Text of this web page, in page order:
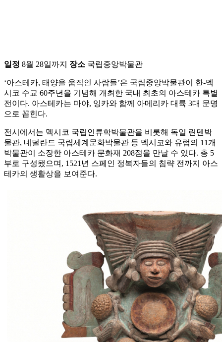
일정 8월 28일까지 장소 국립중앙박물관
‘아스테카, 태양을 움직인 사람들’은 국립중앙박물관이 한-멕
시코 수교 60주년을 기념해 개최한 국내 최초의 아스테카 특별
전이다. 아스테카는 마야, 잉카와 함께 아메리카 대륙 3대 문명
으로 꼽힌다.
전시에서는 멕시코 국립인류학박물관을 비롯해 독일 린덴박
물관, 네덜란드 국립세계문화박물관 등 멕시코와 유럽의 11개
박물관이 소장한 아스테카 문화재 208점을 만날 수 있다. 총 5
부로 구성됐으며, 1521년 스페인 정복자들의 침략 전까지 아스
테카의 생활상을 보여준다.